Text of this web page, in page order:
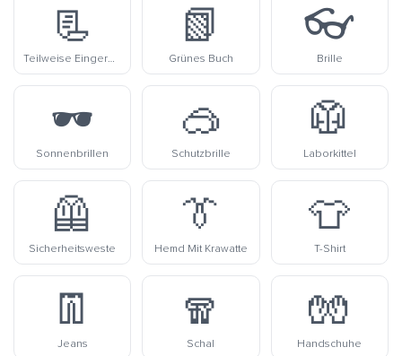
📃
Teilweise Eingerolltes Blatt
📗
Grünes Buch
👓
Brille
🕶️
Sonnenbrillen
🥽
Schutzbrille
🥼
Laborkittel
🦺
Sicherheitsweste
👔
Hemd Mit Krawatte
👕
T-Shirt
👖
Jeans
🧣
Schal
🧤
Handschuhe